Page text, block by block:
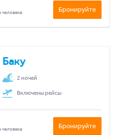
человека Бронируйте
Баку
2 ночей
Включены рейсы
человека Бронируйте